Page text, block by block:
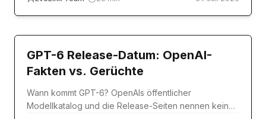
Produktion.
model-release
GPT-6 Release-Datum: OpenAI-
Fakten vs. Gerüchte
Wann kommt GPT-6? OpenAIs öffentlicher
Modellkatalog und die Release-Seiten nennen kein